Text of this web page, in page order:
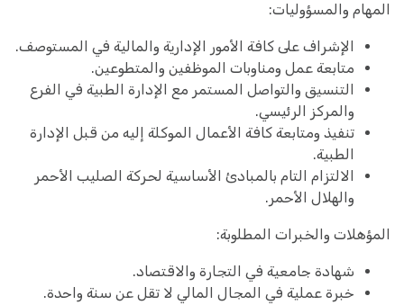
المهام والمسؤوليات:
الإشراف على كافة الأمور الإدارية والمالية في المستوصف.
متابعة عمل ومناوبات الموظفين والمتطوعين.
التنسيق والتواصل المستمر مع الإدارة الطبية في الفرع
والمركز الرئيسي.
تنفيذ ومتابعة كافة الأعمال الموكلة إليه من قبل الإدارة
الطبية.
الالتزام التام بالمبادئ الأساسية لحركة الصليب الأحمر
والهلال الأحمر.
المؤهلات والخبرات المطلوبة:
شهادة جامعية في التجارة والاقتصاد.
خبرة عملية في المجال المالي لا تقل عن سنة واحدة.